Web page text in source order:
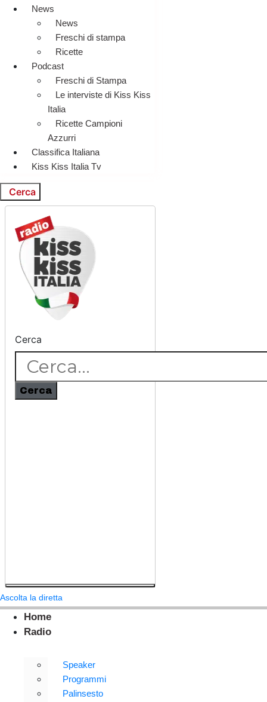
News
News
Freschi di stampa
Ricette
Podcast
Freschi di Stampa
Le interviste di Kiss Kiss
Italia
Ricette Campioni
Azzurri
Classifica Italiana
Kiss Kiss Italia Tv
Cerca
Cerca
Cerca
Ascolta la diretta
Home
Radio
Speaker
Programmi
Palinsesto